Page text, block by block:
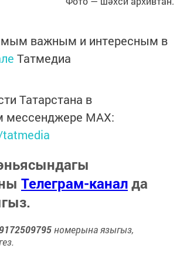
важным и интересным в
Татмедиа
Татарстана в
мессенджере MАХ:
Телеграм-каналда
номерына языгыз,